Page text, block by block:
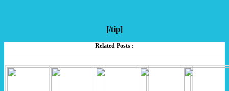
[/tip]
Related Posts :